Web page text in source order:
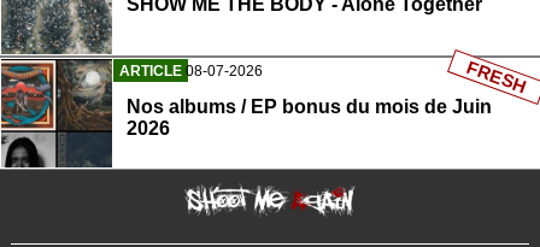
SHOW ME THE BODY - Alone Together
ARTICLE 08-07-2026
Nos albums / EP bonus du mois de Juin
2026
FRESH